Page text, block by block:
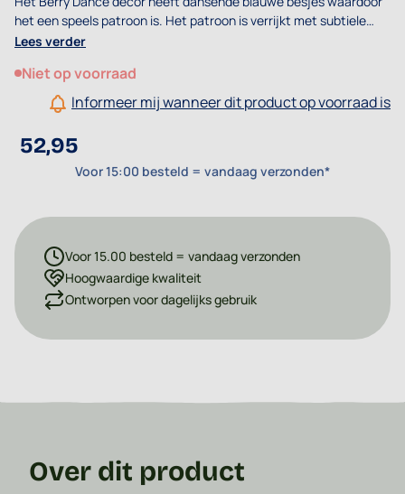
het een speels patroon is. Het patroon is verrijkt met subtiele
takjes met witte blaadjes.
Lees verder
Niet op voorraad
Informeer mij wanneer dit product op voorraad is
52,95
Voor 15:00 besteld = vandaag verzonden*
Voor 15.00 besteld = vandaag verzonden
Hoogwaardige kwaliteit
Ontworpen voor dagelijks gebruik
Over dit product